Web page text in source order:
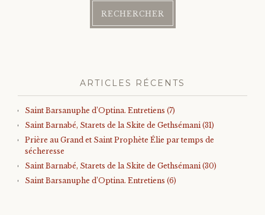
ARTICLES RÉCENTS
Saint Barsanuphe d’Optina. Entretiens (7)
Saint Barnabé, Starets de la Skite de Gethsémani (31)
Prière au Grand et Saint Prophète Élie par temps de
sécheresse
Saint Barnabé, Starets de la Skite de Gethsémani (30)
Saint Barsanuphe d’Optina. Entretiens (6)